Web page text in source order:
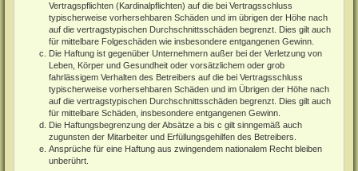
Vertragspflichten (Kardinalpflichten) auf die bei Vertragsschluss
typischerweise vorhersehbaren Schäden und im übrigen der Höhe nach
auf die vertragstypischen Durchschnittsschäden begrenzt. Dies gilt auch
für mittelbare Folgeschäden wie insbesondere entgangenen Gewinn.
Die Haftung ist gegenüber Unternehmern außer bei der Verletzung von
Leben, Körper und Gesundheit oder vorsätzlichem oder grob
fahrlässigem Verhalten des Betreibers auf die bei Vertragsschluss
typischerweise vorhersehbaren Schäden und im Übrigen der Höhe nach
auf die vertragstypischen Durchschnittsschäden begrenzt. Dies gilt auch
für mittelbare Schäden, insbesondere entgangenen Gewinn.
Die Haftungsbegrenzung der Absätze a bis c gilt sinngemäß auch
zugunsten der Mitarbeiter und Erfüllungsgehilfen des Betreibers.
Ansprüche für eine Haftung aus zwingendem nationalem Recht bleiben
unberührt.